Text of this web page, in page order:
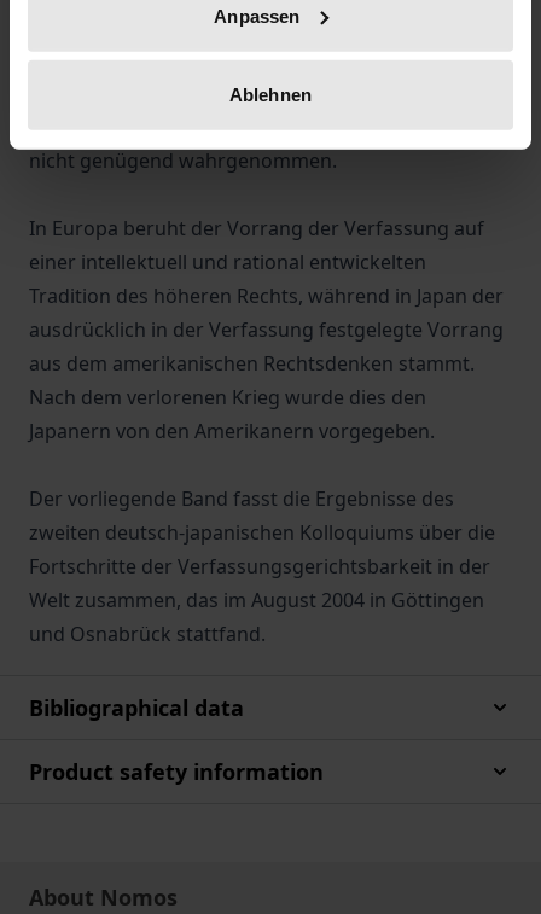
Anpassen
Ablehnen
die Aufgabe des legislativen Dienstes des Kabinetts
ist, die Verfassung auszulegen. Darüber hinaus wird
in Japan, im Gegensatz zu Europa, die
Verfassungsrechtslehre vom Obersten Gerichtshof
nicht genügend wahrgenommen.
In Europa beruht der Vorrang der Verfassung auf
einer intellektuell und rational entwickelten
Tradition des höheren Rechts, während in Japan der
ausdrücklich in der Verfassung festgelegte Vorrang
aus dem amerikanischen Rechtsdenken stammt.
Nach dem verlorenen Krieg wurde dies den
Japanern von den Amerikanern vorgegeben.
Der vorliegende Band fasst die Ergebnisse des
zweiten deutsch-japanischen Kolloquiums über die
Fortschritte der Verfassungsgerichtsbarkeit in der
Welt zusammen, das im August 2004 in Göttingen
und Osnabrück stattfand.
Bibliographical data
Product safety information
About Nomos